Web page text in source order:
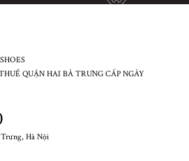
QUẬN HAI BÀ TRƯNG CẤP NGÀY
Hà Nội